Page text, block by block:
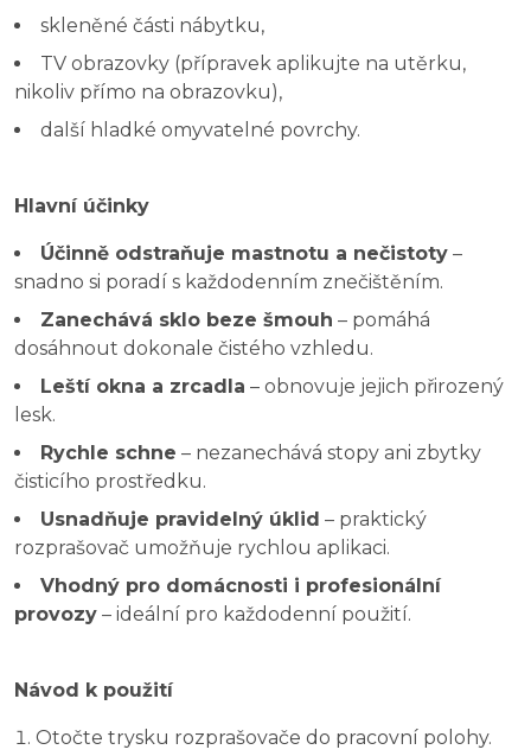
skleněné části nábytku,
TV obrazovky (přípravek aplikujte na utěrku,
nikoliv přímo na obrazovku),
další hladké omyvatelné povrchy.
Hlavní účinky
Účinně odstraňuje mastnotu a nečistoty –
snadno si poradí s každodenním znečištěním.
Zanechává sklo beze šmouh – pomáhá
dosáhnout dokonale čistého vzhledu.
Leští okna a zrcadla – obnovuje jejich přirozený
lesk.
Rychle schne – nezanechává stopy ani zbytky
čisticího prostředku.
Usnadňuje pravidelný úklid – praktický
rozprašovač umožňuje rychlou aplikaci.
Vhodný pro domácnosti i profesionální
provozy – ideální pro každodenní použití.
Návod k použití
Otočte trysku rozprašovače do pracovní polohy.